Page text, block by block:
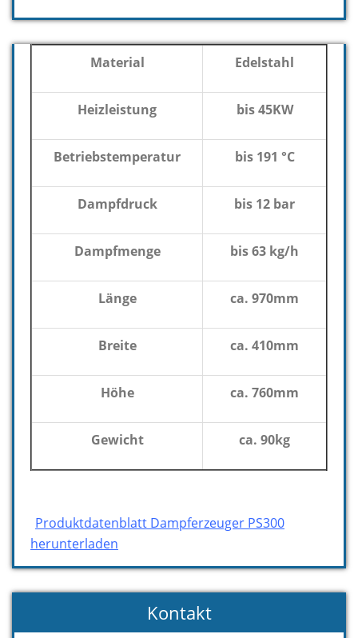
Material Edelstahl
Heizleistung bis 45KW
Betriebstemperatur bis 191 °C
Dampfdruck bis 12 bar
Dampfmenge bis 63 kg/h
Länge ca. 970mm
Breite ca. 410mm
Höhe ca. 760mm
Gewicht ca. 90kg
Produktdatenblatt Dampferzeuger PS300
herunterladen
Kontakt